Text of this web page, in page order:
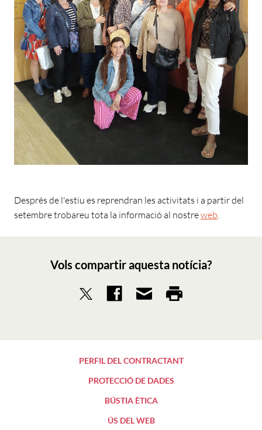
Després de l'estiu es reprendran les activitats i a partir del
setembre trobareu tota la informació al nostreweb.
Vols compartir aquesta notícia?
PERFIL DEL CONTRACTANT
PROTECCIÓ DE DADES
BÚSTIA ÈTICA
ÚS DEL WEB